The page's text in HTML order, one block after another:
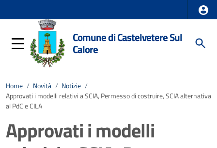
Comune di Castelvetere Sul
Calore
Home / Novità / Notizie /
Approvati i modelli relativi a SCIA, Permesso di costruire, SCIA alternativa
al PdC e CILA
Approvati i modelli